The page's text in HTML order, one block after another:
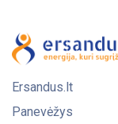
Ersandus.lt
Panevėžys